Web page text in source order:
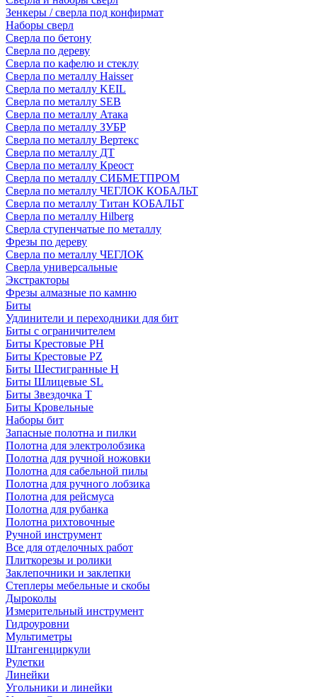
Зенкеры / сверла под конфирмат
Наборы сверл
Сверла по бетону
Сверла по дереву
Сверла по кафелю и стеклу
Сверла по металлу Haisser
Сверла по металлу KEIL
Сверла по металлу SEB
Сверла по металлу Атака
Сверла по металлу ЗУБР
Сверла по металлу Вертекс
Сверла по металлу ДТ
Сверла по металлу Креост
Сверла по металлу СИБМЕТПРОМ
Сверла по металлу ЧЕГЛОК КОБАЛЬТ
Сверла по металлу Титан КОБАЛЬТ
Сверла по металлу Hilberg
Сверла ступенчатые по металлу
Фрезы по дереву
Сверла по металлу ЧЕГЛОК
Сверла универсальные
Экстракторы
Фрезы алмазные по камню
Биты
Удлинители и переходники для бит
Биты с ограничителем
Биты Крестовые PH
Биты Крестовые PZ
Биты Шестигранные H
Биты Шлицевые SL
Биты Звездочка T
Биты Кровельные
Наборы бит
Запасные полотна и пилки
Полотна для электролобзика
Полотна для ручной ножовки
Полотна для сабельной пилы
Полотна для ручного лобзика
Полотна для рейсмуса
Полотна для рубанка
Полотна рихтовочные
Ручной инструмент
Все для отделочных работ
Плиткорезы и ролики
Заклепочники и заклепки
Степлеры мебельные и скобы
Дыроколы
Измерительный инструмент
Гидроуровни
Мультиметры
Штангенциркули
Рулетки
Линейки
Угольники и линейки